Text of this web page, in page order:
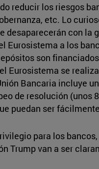
reducir los riesgos
etc. Lo
desaparecerán con
Eurosistema a los
son
Eurosistema se
Bancaria incluye
de resolución (unos
puedan ser
para los
Trump van a ser